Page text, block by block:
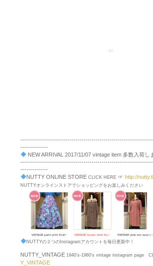
ai
--------------
NEW ARRIVAL 2017/11/07 vintage item 多数入荷し
--------------
NUTTY ONLINE STORE CLICK HERE ☞ http://
NUTTYオンラインストアでショッピングをお楽しみください
NUTTYの２つのInstagramアカウントを毎日更新中！
NUTTY_VINTAGE 1940’s-1960’s vintage instagram page
Y_VINTAGE